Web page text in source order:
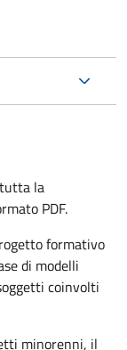
la
PDF.
formativo
di modelli
coinvolti
minorenni, il